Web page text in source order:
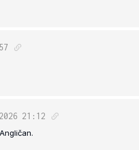
21:12